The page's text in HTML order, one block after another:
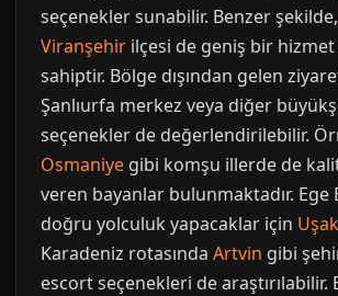
seçenekler sunabilir. Benzer şekilde,
Viranşehir ilçesi de geniş bir hizmet
sahiptir. Bölge dışından gelen
Şanlıurfa merkez veya diğer
seçenekler de değerlendirilebilir.
Osmaniye gibi komşu illerde de
veren bayanlar bulunmaktadır. Ege
doğru yolculuk yapacaklar için Uşak
Karadeniz rotasında Artvin gibi
escort seçenekleri de araştırılabilir.